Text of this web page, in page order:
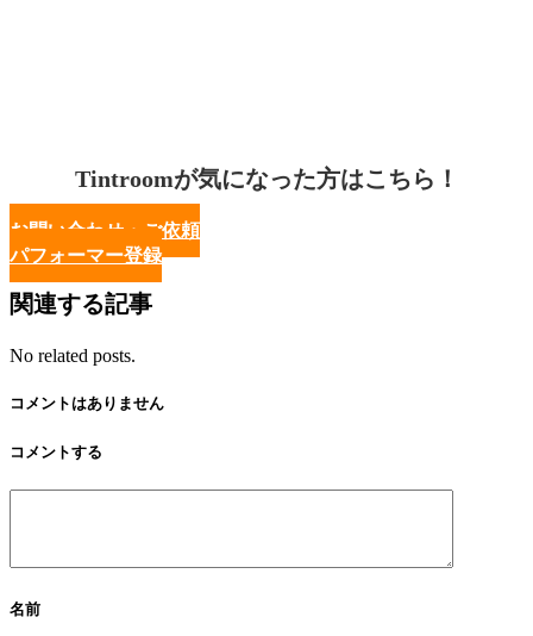
Tintroomが気になった方はこちら！
お問い合わせ・ご依頼
パフォーマー登録
関連する記事
No related posts.
コメントはありません
コメントする
名前